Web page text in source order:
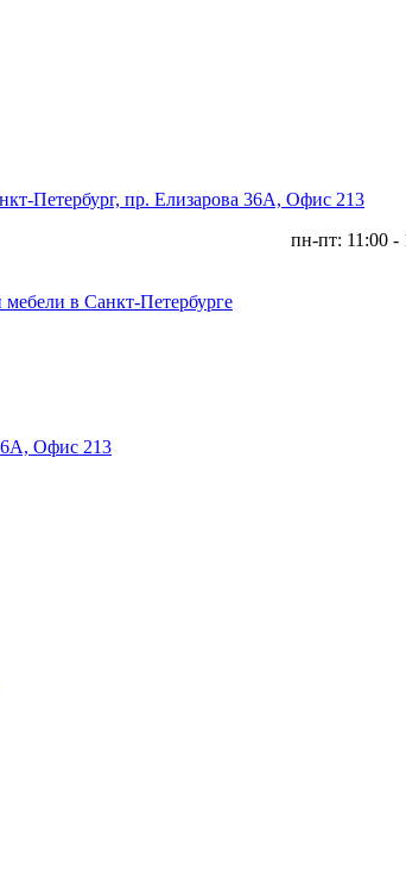
Петербург, пр. Елизарова 36А, Офис 213
пн-пт: 11:00 -
Офис 213